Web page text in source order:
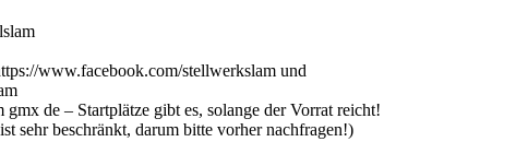
www.facebook.com/stellwerkslam und
de – Startplätze gibt es, solange der Vorrat reicht!
sehr beschränkt, darum bitte vorher nachfragen!)